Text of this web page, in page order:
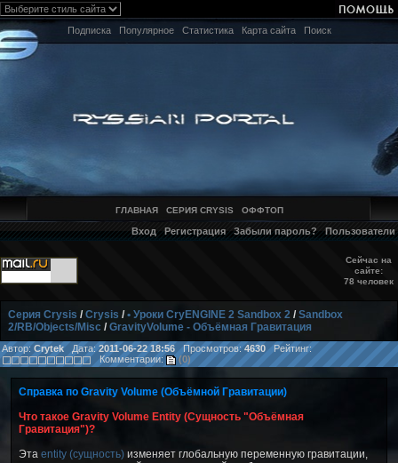
Подписка Популярное Статистика Карта сайта Поиск
ГЛАВНАЯ СЕРИЯ CRYSIS ОФФТОП
Вход Регистрация Забыли пароль? Пользователи
Сейчас на
сайте:
78 человек
Серия Crysis /Crysis /• Уроки CryENGINE 2 Sandbox 2 /Sandbox
2/RB/Objects/Misc /GravityVolume - Объёмная Гравитация
Автор: CrytekДата:2011-06-22 18:56 Просмотров:4630 Рейтинг:
Комментарии:
(0)
Справка по Gravity Volume (Объёмной Гравитации)
Что такое Gravity Volume Entity (Сущность "Объёмная
Гравитация")?
Эта entity (сущность) изменяет глобальную переменную гравитации,